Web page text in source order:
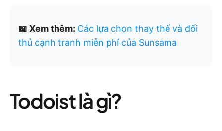
📖 Xem thêm: Các lựa chọn thay thế và đối
thủ cạnh tranh miễn phí của Sunsama
Todoist là gì?